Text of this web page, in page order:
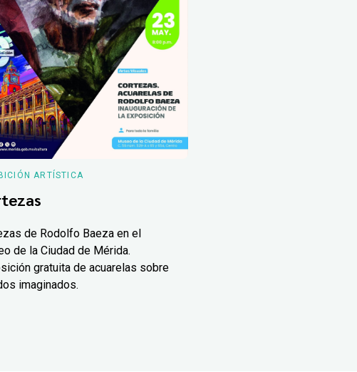
ARTÍSTICA
de Rodolfo Baeza en el
de la Ciudad de Mérida.
gratuita de acuarelas sobre
imaginados.